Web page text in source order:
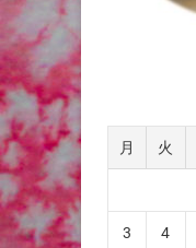
月 火
3 4